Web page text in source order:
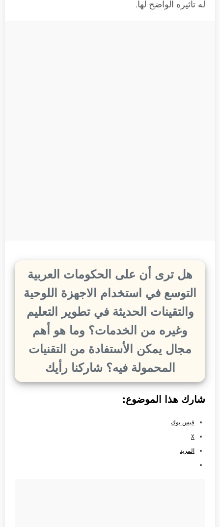
له تأثيره الواضح لها.
هل ترى أن على الحكومات العربية
التوسع في استخدام الاجهزة اللوحية
والتقينات الحديثة في تطوير التعليم
وغيره من الخدمات؟ وما هو أهم
مجال يمكن الأستفادة من التقنيات
المحمولة فيه؟ شاركنا رأيك
شارك هذا الموضوع:
فيس بوك
X
المزيد